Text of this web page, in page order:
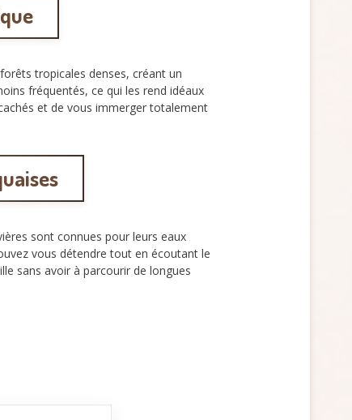
tropicales denses, créant un
fréquentés, ce qui les rend idéaux
et de vous immerger totalement
sont connues pour leurs eaux
vous détendre tout en écoutant le
sans avoir à parcourir de longues